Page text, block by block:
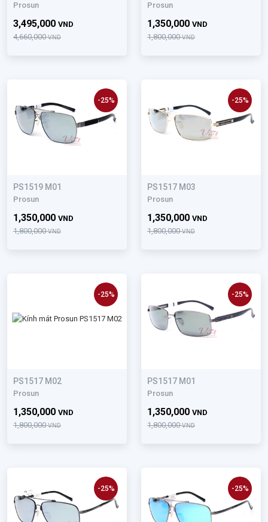
Prosun
4,660,000VND
3,495,000 VND
Prosun
1,800,000VND
1,350,000 VND
PS1519 M01
Prosun
1,800,000VND
1,350,000 VND
-25%
PS1517 M03
Prosun
1,800,000VND
1,350,000 VND
-25%
PS1517 M02
Prosun
1,800,000VND
1,350,000 VND
-25%
PS1517 M01
Prosun
1,800,000VND
1,350,000 VND
-25%
-25% -25%